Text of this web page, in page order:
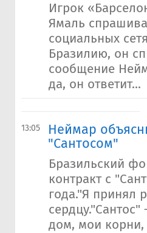
Игрок
Ямаль
социальных
Бразилию, он
сообщение
да, он ответит...
13:05
Неймар
"Сантосом"
Бразильский
контракт с
года."Я принял
дом, мои корни,